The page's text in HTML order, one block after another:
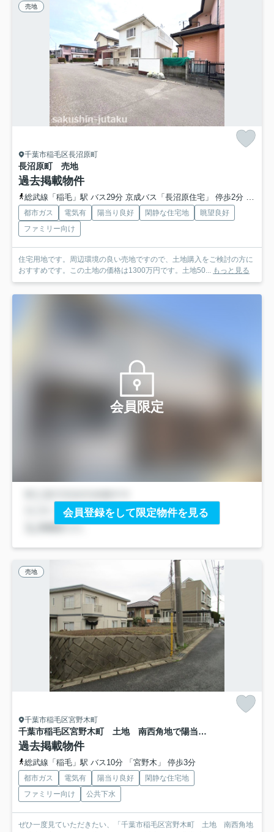
売地
千葉市稲毛区長沼原町
長沼原町 売地
過去掲載物件
総武線「稲毛」駅 バス29分 京成バス「長沼原住宅」 停歩2分 千葉
都市ガス 電気有 陽当り良好 閑静な住宅地
眺望良好
ファミリー向け
住宅用地です。周辺環境の良い売地ですので、土地購入をご検討の方に
おすすめです。この土地の価格は1300万円です。土地50... もっと見る
会員限定
会員登録をして限定物件を見る
売地
千葉市稲毛区宮野木町
千葉市稲毛区宮野木町 土地 南西角地で陽当り良好
過去掲載物件
総武線「稲毛」駅 バス10分 「宮野木」 停歩3分
都市ガス 電気有 陽当り良好
閑静な住宅地
ファミリー向け
公共下水
ぜひ一度見ていただきたい、「千葉市稲毛区宮野木町 土地 南西角地